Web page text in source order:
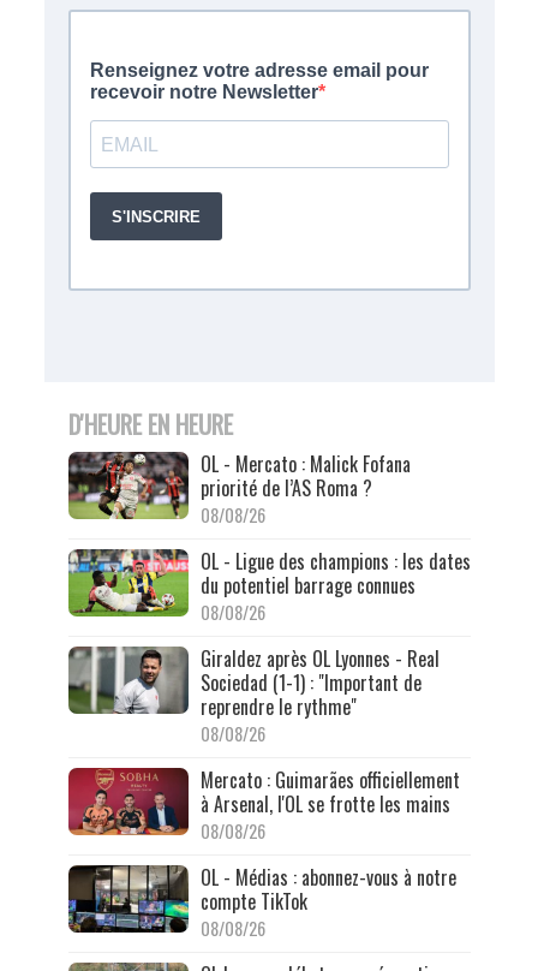
D'HEURE EN HEURE
OL - Mercato : Malick Fofana
priorité de l’AS Roma ?
08/08/26
OL - Ligue des champions : les dates
du potentiel barrage connues
08/08/26
Giraldez après OL Lyonnes - Real
Sociedad (1-1) : "Important de
reprendre le rythme"
08/08/26
Mercato : Guimarães officiellement
à Arsenal, l'OL se frotte les mains
08/08/26
OL - Médias : abonnez-vous à notre
compte TikTok
08/08/26